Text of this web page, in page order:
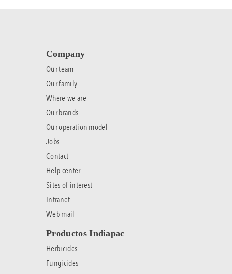
Company
Our team
Our family
Where we are
Our brands
Our operation model
Jobs
Contact
Help center
Sites of interest
Intranet
Web mail
Productos Indiapac
Herbicides
Fungicides